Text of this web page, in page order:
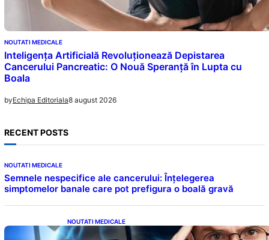
NOUTATI MEDICALE
Inteligența Artificială Revoluționează Depistarea
Cancerului Pancreatic: O Nouă Speranță în Lupta cu
Boala
byEchipa Editoriala8 august 2026
RECENT POSTS
NOUTATI MEDICALE
Semnele nespecifice ale cancerului: Înțelegerea
simptomelor banale care pot prefigura o boală gravă
NOUTATI MEDICALE
Inteligența dincolo de note: Semnele unui IQ